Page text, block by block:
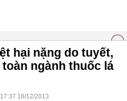
hại nặng do tuyết,
ngành thuốc lá
17:37 18/12/2013